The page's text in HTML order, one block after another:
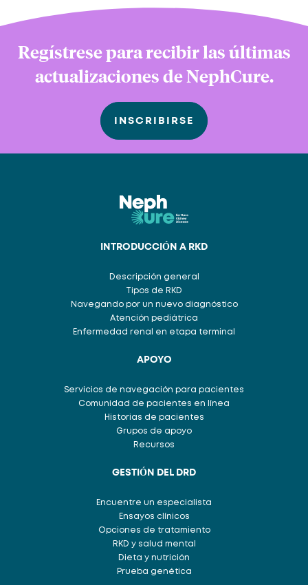
Regístrese para recibir las últimas
actualizaciones de NephCure.
INSCRIBIRSE
INTRODUCCIÓN A RKD
Descripción general
Tipos de RKD
Navegando por un nuevo diagnóstico
Atención pediátrica
Enfermedad renal en etapa terminal
APOYO
Servicios de navegación para pacientes
Comunidad de pacientes en línea
Historias de pacientes
Grupos de apoyo
Recursos
GESTIÓN DEL DRD
Encuentre un especialista
Ensayos clínicos
Opciones de tratamiento
RKD y salud mental
Dieta y nutrición
Prueba genética